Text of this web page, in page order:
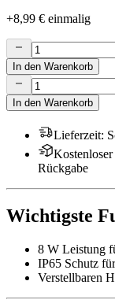
+8,99 € einmalig
In den Warenkorb
In den Warenkorb
Lieferzeit:
Rückgabe
Wichtigste
8 W Leistung
IP65 Schutz
Verstellbaren